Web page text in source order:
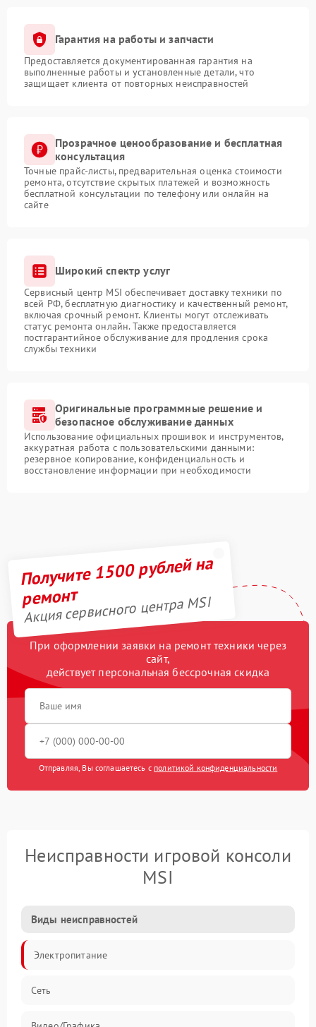
Гарантия на работы и запчасти
Предоставляется документированная гарантия на
выполненные работы и установленные детали, что
защищает клиента от повторных неисправностей
Прозрачное ценообразование и бесплатная
консультация
Точные прайс-листы, предварительная оценка стоимости
ремонта, отсутствие скрытых платежей и возможность
бесплатной консультации по телефону или онлайн на
сайте
Широкий спектр услуг
Сервисный центр MSI обеспечивает доставку техники по
всей РФ, бесплатную диагностику и качественный ремонт,
включая срочный ремонт. Клиенты могут отслеживать
статус ремонта онлайн. Также предоставляется
постгарантийное обслуживание для продления срока
службы техники
Оригинальные программные решение и
безопасное обслуживание данных
Использование официальных прошивок и инструментов,
аккуратная работа с пользовательскими данными:
резервное копирование, конфиденциальность и
восстановление информации при необходимости
Получите 1500 рублей на
ремонт
Акция сервисного центра MSI
При оформлении заявки на ремонт техники через
сайт,
действует персональная бессрочная скидка
Отправляя, Вы соглашаетесь с политикой конфиденциальности
Неисправности игровой консоли
MSI
Виды неисправностей
Электропитание
Сеть